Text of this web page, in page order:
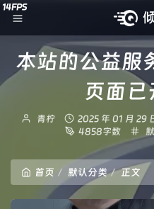
本站的公益服
页面已
博
青柠
发
布
间：
2025 年 01 月 29
4858字数
分
首页 默认分类 正文